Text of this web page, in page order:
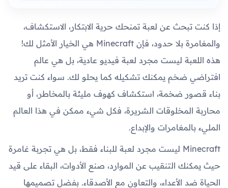
إذا كنت تبحث عن لعبة تمنحك حرية الابتكار، الاستكشاف،
والمغامرة بلا حدود، فإن Minecraft هي الخيار الأمثل لك!
هذه اللعبة ليست مجرد لعبة فيديو عادية، بل هي عالم
افتراضي ضخم يمكنك تشكيله كما يحلو لك. سواء كنت تريد
بناء قصور ضخمة، استكشاف كهوف مليئة بالمخاطر، أو
محاربة المخلوقات الشريرة، فكل شيء ممكن في هذا العالم
المليء بالمغامرات والإبداع.
Minecraft ليست مجرد لعبة للبناء فقط، بل هي تجربة غامرة
حيث يمكنك التنقيب عن الموارد، صنع الأدوات، البقاء على قيد
الحياة ضد الأعداء، والتعاون مع الأصدقاء. بفضل تصميمها